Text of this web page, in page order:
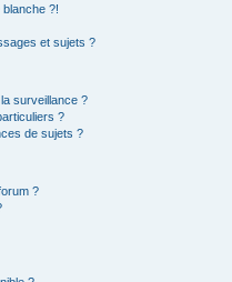
?!
et sujets ?
surveillance ?
?
de sujets ?
?